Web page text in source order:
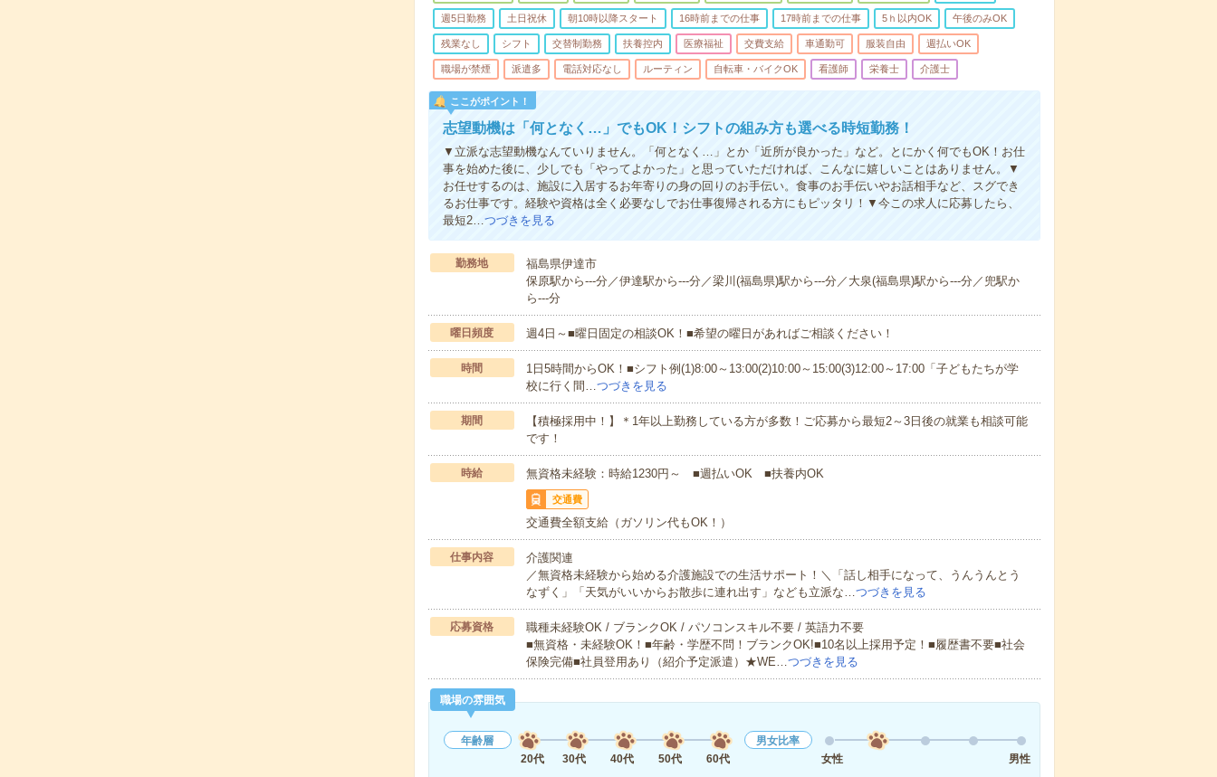
週5日勤務 土日祝休 朝10時以降スタート 16時前までの仕事 17時前までの仕事 5ｈ以内OK 午後のみOK
残業なし シフト 交替制勤務 扶養控内 医療福祉 交費支給 車通勤可 服装自由 週払いOK
職場が禁煙 派遣多 電話対応なし ルーティン 自転車・バイクOK 看護師 栄養士 介護士
ここがポイント！
志望動機は「何となく…」でもOK！シフトの組み方も選べる時短勤務！
▼立派な志望動機なんていりません。「何となく…」とか「近所が良かった」など。とにかく何でもOK！お仕
事を始めた後に、少しでも「やってよかった」と思っていただければ、こんなに嬉しいことはありません。▼
お任せするのは、施設に入居するお年寄りの身の回りのお手伝い。食事のお手伝いやお話相手など、スグでき
るお仕事です。経験や資格は全く必要なしでお仕事復帰される方にもピッタリ！▼今この求人に応募したら、
最短2…つづきを見る
勤務地
福島県伊達市
保原駅から---分／伊達駅から---分／梁川(福島県)駅から---分／大泉(福島県)駅から---分／兜駅か
ら---分
曜日頻度 週4日～■曜日固定の相談OK！■希望の曜日があればご相談ください！
時間
1日5時間からOK！■シフト例(1)8:00～13:00(2)10:00～15:00(3)12:00～17:00「子どもたちが学
校に行く間…つづきを見る
期間
【積極採用中！】＊1年以上勤務している方が多数！ご応募から最短2～3日後の就業も相談可能
です！
時給 無資格未経験：時給1230円～ ■週払いOK ■扶養内OK
交通費
交通費全額支給（ガソリン代もOK！）
仕事内容
介護関連
／無資格未経験から始める介護施設での生活サポート！＼「話し相手になって、うんうんとう
なずく」「天気がいいからお散歩に連れ出す」なども立派な…つづきを見る
応募資格
職種未経験OK / ブランクOK / パソコンスキル不要 / 英語力不要
■無資格・未経験OK！■年齢・学歴不問！ブランクOK!■10名以上採用予定！■履歴書不要■社会
保険完備■社員登用あり（紹介予定派遣）★WE…つづきを見る
職場の雰囲気
年齢層
20代
30代 40代 50代 60代
男女比率
女性
男性